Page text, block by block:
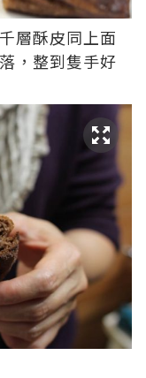
層酥皮同上面
，整到隻手好